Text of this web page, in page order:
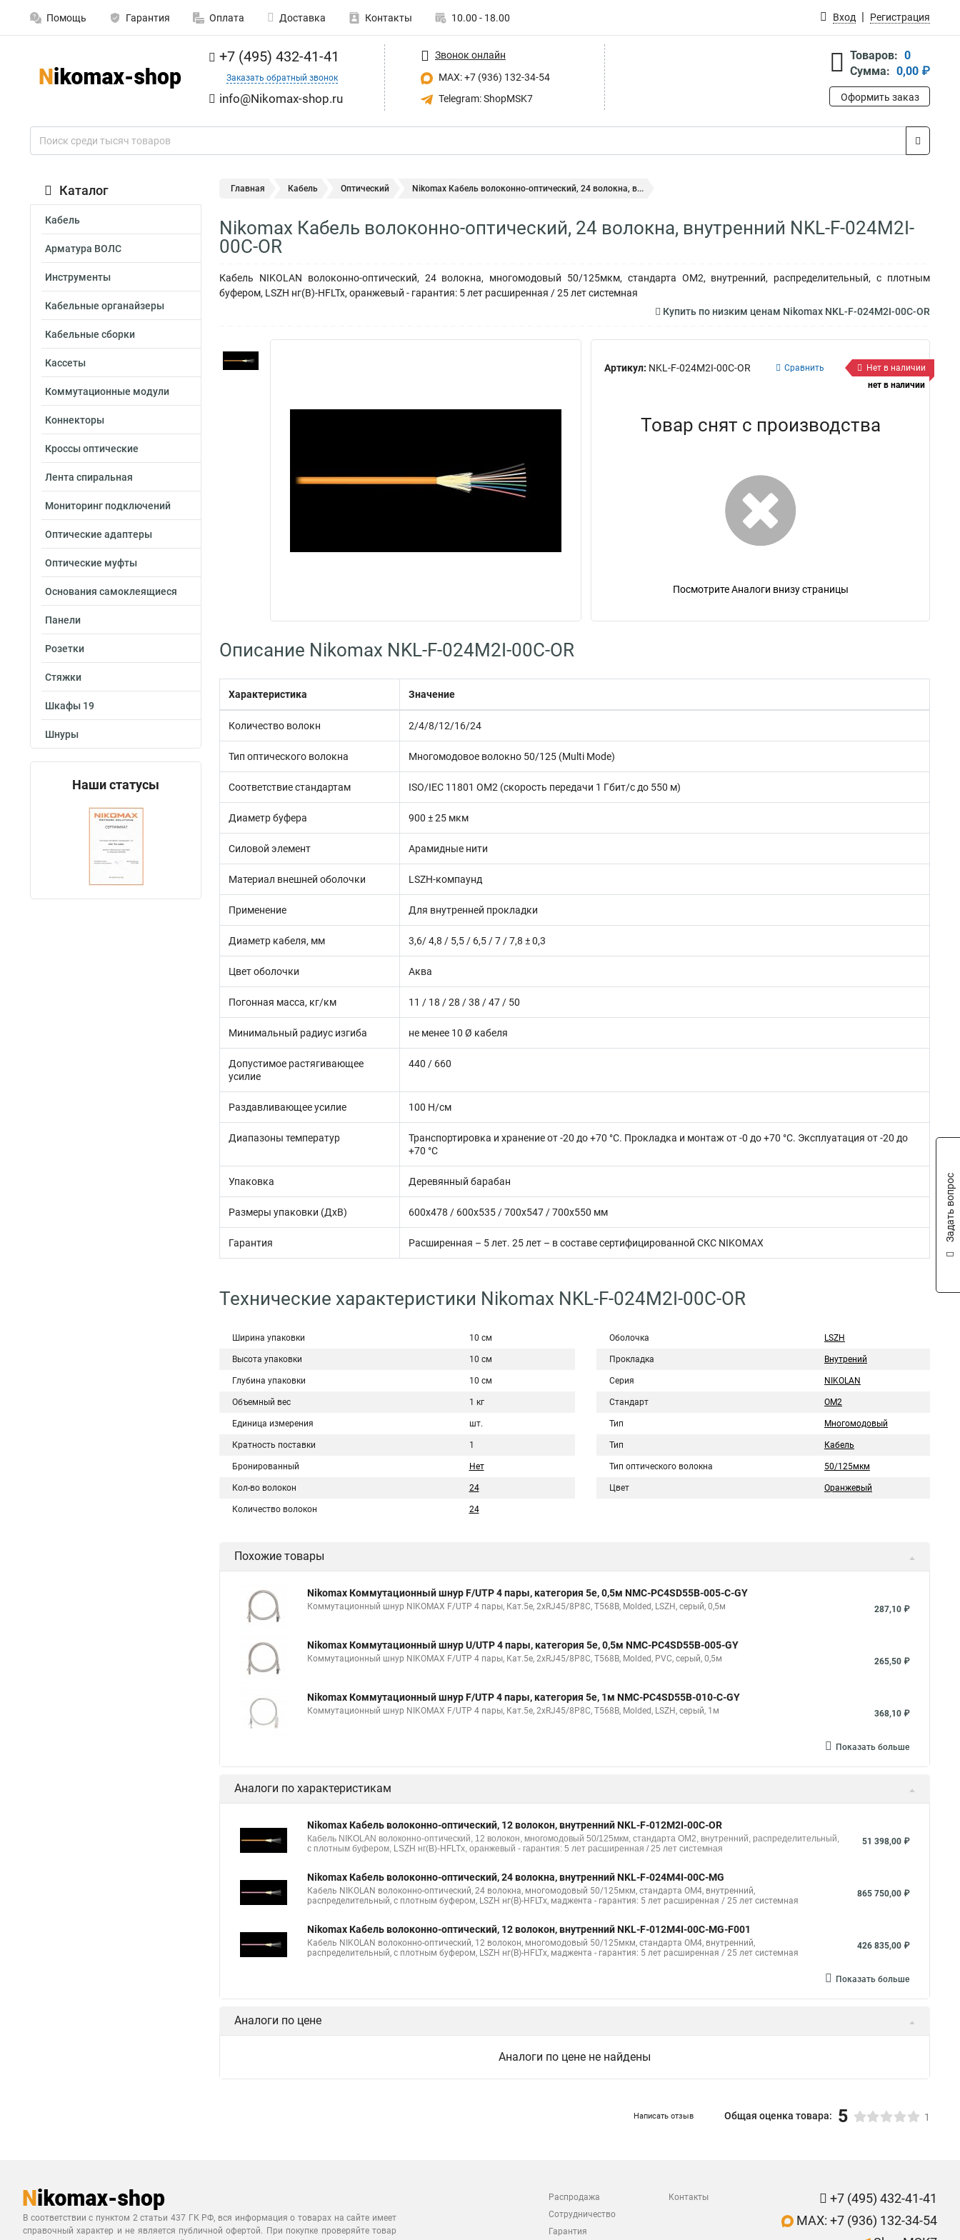
Помощь Гарантия Оплата Доставка Контакты 10.00 - 18.00 Вход Регистрация
+7 (495) 432-41-41
Заказать обратный звонок
info@Nikomax-shop.ru
Звонок онлайн
MAX: +7 (936) 132-34-54
Telegram: ShopMSK7
Товаров: 0
Сумма: 0,00 ₽
Оформить заказ
Каталог
Кабель
Арматура ВОЛС
Инструменты
Кабельные органайзеры
Кабельные сборки
Кассеты
Коммутационные модули
Коннекторы
Кроссы оптические
Лента спиральная
Мониторинг подключений
Оптические адаптеры
Оптические муфты
Основания самоклеящиеся
Панели
Розетки
Стяжки
Шкафы 19
Шнуры
Наши статусы
Главная Кабель Оптический Nikomax Кабель волоконно-оптический, 24 волокна, в...
Nikomax Кабель волоконно-оптический, 24 волокна, внутренний NKL-F-024M2I-
00C-OR
Кабель NIKOLAN волоконно-оптический, 24 волокна, многомодовый 50/125мкм, стандарта ОМ2, внутренний, распределительный, с плотным
буфером, LSZH нг(B)-HFLTx, оранжевый - гарантия: 5 лет расширенная / 25 лет системная
Купить по низким ценам Nikomax NKL-F-024M2I-00C-OR
Артикул: NKL-F-024M2I-00C-OR Сравнить
Нет в наличии
нет в наличии
Товар снят с производства
Посмотрите Аналоги внизу страницы
Описание Nikomax NKL-F-024M2I-00C-OR
Характеристика Значение
Количество волокн 2/4/8/12/16/24
Тип оптического волокна Многомодовое волокно 50/125 (Multi Mode)
Соответствие стандартам ISO/IEC 11801 OM2 (скорость передачи 1 Гбит/с до 550 м)
Диаметр буфера 900 ± 25 мкм
Силовой элемент Арамидные нити
Материал внешней оболочки LSZH-компаунд
Применение Для внутренней прокладки
Диаметр кабеля, мм 3,6/ 4,8 / 5,5 / 6,5 / 7 / 7,8 ± 0,3
Цвет оболочки Аква
Погонная масса, кг/км 11 / 18 / 28 / 38 / 47 / 50
Минимальный радиус изгиба не менее 10 Ø кабеля
Допустимое растягивающее
усилие
440 / 660
Раздавливающее усилие 100 Н/cм
Диапазоны температур
Транспортировка и хранение от -20 до +70 °C. Прокладка и монтаж от -0 до +70 °C. Эксплуатация от -20 до
+70 °C
Упаковка Деревянный барабан
Размеры упаковки (ДхВ) 600x478 / 600x535 / 700x547 / 700x550 мм
Гарантия Расширенная – 5 лет. 25 лет – в составе сертифицированной СКС NIKOMAX
Технические характеристики Nikomax NKL-F-024M2I-00C-OR
Ширина упаковки 10 см
Высота упаковки 10 см
Глубина упаковки 10 см
Объемный вес 1 кг
Единица измерения шт.
Кратность поставки 1
Бронированный Нет
Кол-во волокон 24
Количество волокон 24
Оболочка LSZH
Прокладка Внутрений
Серия NIKOLAN
Стандарт ОМ2
Тип Многомодовый
Тип Кабель
Тип оптического волокна 50/125мкм
Цвет Оранжевый
Похожие товары
Nikomax Коммутационный шнур F/UTP 4 пары, категория 5е, 0,5м NMC-PC4SD55B-005-C-GY
Коммутационный шнур NIKOMAX F/UTP 4 пары, Кат.5е, 2хRJ45/8P8C, T568B, Molded, LSZH, серый, 0,5м 287,10 ₽
Nikomax Коммутационный шнур U/UTP 4 пары, категория 5е, 0,5м NMC-PC4SD55B-005-GY
Коммутационный шнур NIKOMAX F/UTP 4 пары, Кат.5е, 2хRJ45/8P8C, T568B, Molded, PVC, серый, 0,5м 265,50 ₽
Nikomax Коммутационный шнур F/UTP 4 пары, категория 5е, 1м NMC-PC4SD55B-010-C-GY
Коммутационный шнур NIKOMAX F/UTP 4 пары, Кат.5е, 2хRJ45/8P8C, T568B, Molded, LSZH, серый, 1м 368,10 ₽
Показать больше
Аналоги по характеристикам
Nikomax Кабель волоконно-оптический, 12 волокон, внутренний NKL-F-012M2I-00C-OR
Кабель NIKOLAN волоконно-оптический, 12 волокон, многомодовый 50/125мкм, стандарта ОМ2, внутренний, распределительный,
с плотным буфером, LSZH нг(B)-HFLTx, оранжевый - гарантия: 5 лет расширенная / 25 лет системная
51 398,00 ₽
Nikomax Кабель волоконно-оптический, 24 волокна, внутренний NKL-F-024M4I-00C-MG
Кабель NIKOLAN волоконно-оптический, 24 волокна, многомодовый 50/125мкм, стандарта ОМ4, внутренний,
распределительный, с плотным буфером, LSZH нг(B)-HFLTx, маджента - гарантия: 5 лет расширенная / 25 лет системная
865 750,00 ₽
Nikomax Кабель волоконно-оптический, 12 волокон, внутренний NKL-F-012M4I-00C-MG-F001
Кабель NIKOLAN волоконно-оптический, 12 волокон, многомодовый 50/125мкм, стандарта ОМ4, внутренний,
распределительный, с плотным буфером, LSZH нг(B)-HFLTx, маджента - гарантия: 5 лет расширенная / 25 лет системная
426 835,00 ₽
Показать больше
Аналоги по цене
Аналоги по цене не найдены
Написать отзыв Общая оценка товара: 5 1
В соответствии с пунктом 2 статьи 437 ГК РФ, вся информация о товарах на сайте имеет
справочный характер и не является публичной офертой. При покупке проверяйте товар
Распродажа
Сотрудничество
Гарантия
Контакты
+7 (495) 432-41-41
MAX: +7 (936) 132-34-54
Задать вопрос